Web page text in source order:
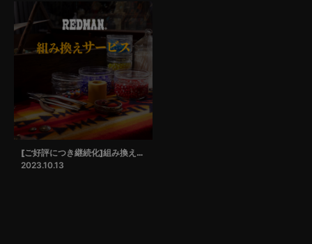
[ご好評につき継続化]組み換えサービス
2023.10.13